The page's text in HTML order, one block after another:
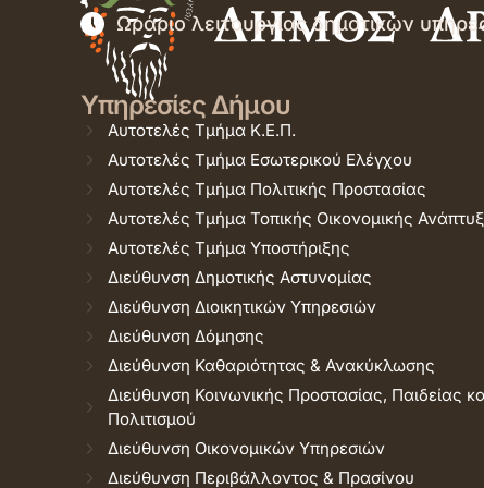
Ωράριο λειτουργίας δημοτικών
Υπηρεσίες Δήμου
Αυτοτελές Τμήμα Κ.Ε.Π.
Αυτοτελές Τμήμα Εσωτερικού Ελέγχου
Αυτοτελές Τμήμα Πολιτικής Προστασίας
Αυτοτελές Τμήμα Τοπικής Οικονομικής
Αυτοτελές Τμήμα Υποστήριξης
Διεύθυνση Δημοτικής Αστυνομίας
Διεύθυνση Διοικητικών Υπηρεσιών
Διεύθυνση Δόμησης
Διεύθυνση Καθαριότητας & Ανακύκλωσης
Διεύθυνση Κοινωνικής Προστασίας, Παιδείας
Πολιτισμού
Διεύθυνση Οικονομικών Υπηρεσιών
Διεύθυνση Περιβάλλοντος & Πρασίνου